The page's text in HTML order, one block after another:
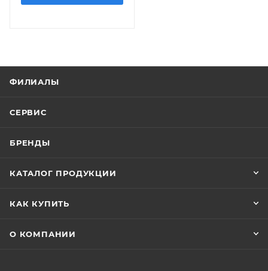
ФИЛИАЛЫ
СЕРВИС
БРЕНДЫ
КАТАЛОГ ПРОДУКЦИИ
КАК КУПИТЬ
О КОМПАНИИ